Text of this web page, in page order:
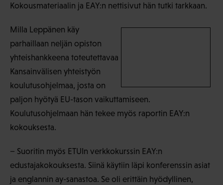
Kokousmateriaalin ja EAY:n nettisivut hän tutki tarkkaan.
Milla Leppänen käy
parhaillaan neljän opiston
yhteishankkeena toteutettavaa
Kansainvälisen yhteistyön
koulutusohjelmaa, josta on
paljon hyötyä EU-tason vaikuttamiseen.
Koulutusohjelmaan hän tekee myös raportin EAY:n
kokouksesta.
− Suoritin myös ETUIn verkkokurssin EAY:n
edustajakokouksesta. Siinä käytiin läpi konferenssin asiat
ja englannin ay-sanastoa. Se oli erittäin hyödyllinen,